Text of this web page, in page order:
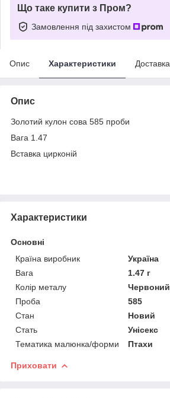
Що таке купити з Пром?
Замовлення під захистом
Опис Характеристики Доставка
Опис
Золотий кулон сова 585 проби
Вага 1.47
Вставка цирконій
Характеристики
Основні
Країна виробник
Україна
Вага
1.47 г
Колір металу
Червоний
Проба
585
Стан
Новий
Стать
Унісекс
Тематика малюнка/форми
Птахи
Приховати